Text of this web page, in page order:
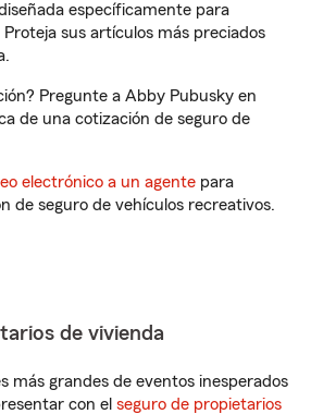
específicamente para
sus artículos más preciados
Pregunte a Abby Pubusky en
de una cotización de seguro de
electrónico a un agente para
de seguro de vehículos recreativos.
de vivienda
más grandes de eventos inesperados
con el seguro de propietarios